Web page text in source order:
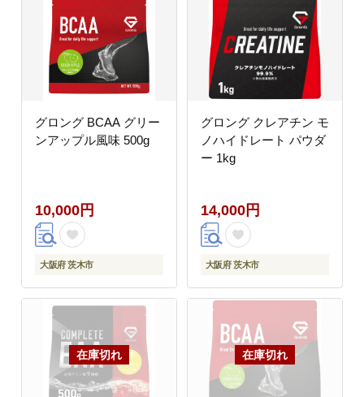
グロング BCAA グリー
ンアップル風味 500g
10,000円
大阪府 茨木市
グロング クレアチン モ
ノハイドレート パウダ
ー 1kg
14,000円
大阪府 茨木市